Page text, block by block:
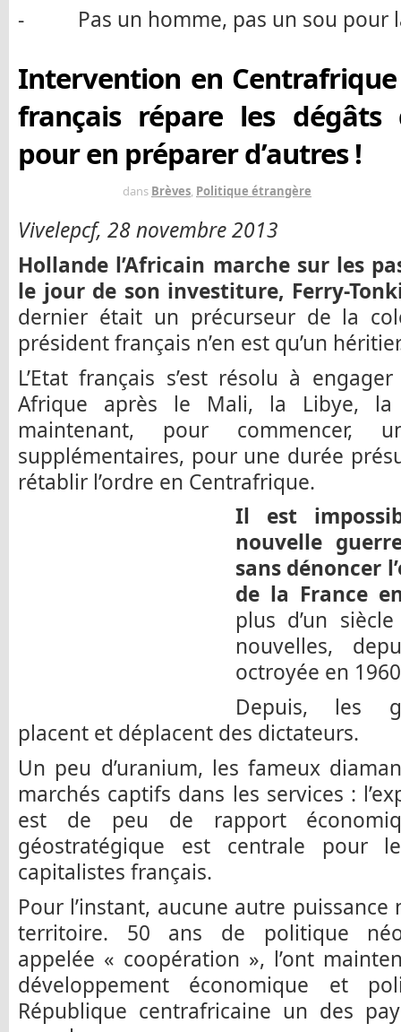
- Pas un homme, pas un sou pour
Intervention en Centrafrique
français répare les dégâts
pour en préparer d’autres !
dans Brèves, Politique étrangère
Vivelepcf, 28 novembre 2013
Hollande l’Africain marche sur les
le jour de son investiture, Ferry-
dernier était un précurseur de la
président français n’en est qu’un
L’Etat français s’est résolu à
Afrique après le Mali, la Libye, la
maintenant, pour
supplémentaires, pour une durée
rétablir l’ordre en Centrafrique.
Il est
nouvelle
sans dénoncer
de la France
plus d’un
nouvelles,
octroyée en
Depuis, les
placent et déplacent des dictateurs.
Un peu d’uranium, les fameux
marchés captifs dans les services :
est de peu de rapport
géostratégique est centrale pour
capitalistes français.
Pour l’instant, aucune autre
territoire. 50 ans de politique
appelée « coopération », l’ont
développement économique et
République centrafricaine un des